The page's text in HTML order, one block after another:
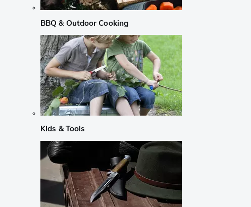
BBQ & Outdoor Cooking
Kids & Tools